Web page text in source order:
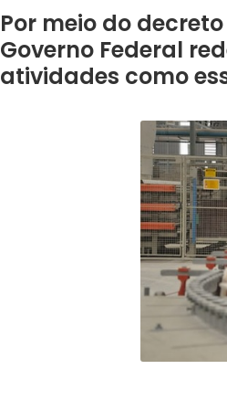
Por meio do decreto
Governo Federal
atividades como